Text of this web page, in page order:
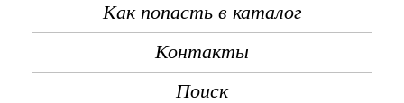
Как попасть в каталог
Контакты
Поиск